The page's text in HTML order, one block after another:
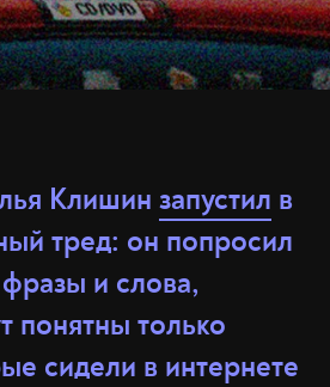
Клишин запустил в
тред: он попросил
и слова,
понятны только
сидели в интернете